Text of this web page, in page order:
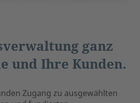
ganz
und Ihre Kunden.
Zugang zu ausgewählten